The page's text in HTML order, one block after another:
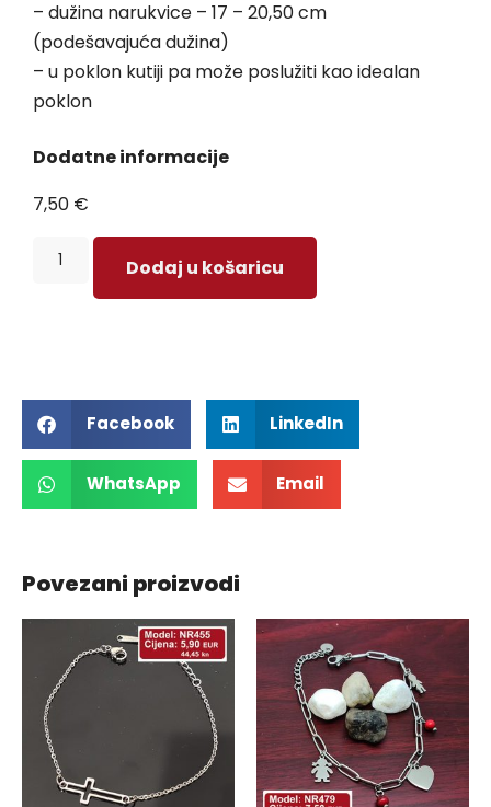
– dužina narukvice – 17 – 20,50 cm
(podešavajuća dužina)
– u poklon kutiji pa može poslužiti kao idealan
poklon
Dodatne informacije
7,50 €
Dodaj u košaricu
Facebook LinkedIn
WhatsApp Email
Povezani proizvodi